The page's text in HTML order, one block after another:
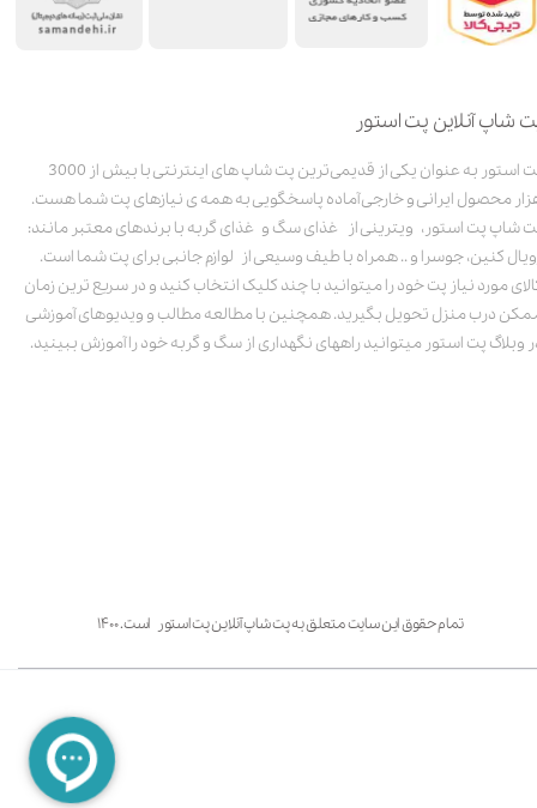
شاپ آنلاین پت استور
پت استور به عنوان یکی از قدیمی‌ترین پت شاپ های اینترنتی با بیش از 3000
محصول ایرانی و خارجی آماده پاسخگویی به همه ی نیازهای پت شما هست.
شاپ پت استور، ویترینی از غذای سگ و غذای گربه با برندهای معتبر مانند:
کنین، جوسرا و .. همراه با طیف وسیعی از لوازم جانبی برای پت شما است.
مورد نیاز پت خود را میتوانید با چند کلیک انتخاب کنید و در سریع ترین زمان
درب منزل تحویل بگیرید. همچنین با مطالعه مطالب و ویدیوهای آموزشی
وبلاگ پت استور میتوانید راههای نگهداری از سگ و گربه خود را آموزش ببینید.
تمام حقوق این سایت متعلق به پت شاپ آنلاین پت استور است. ۱۴۰۰